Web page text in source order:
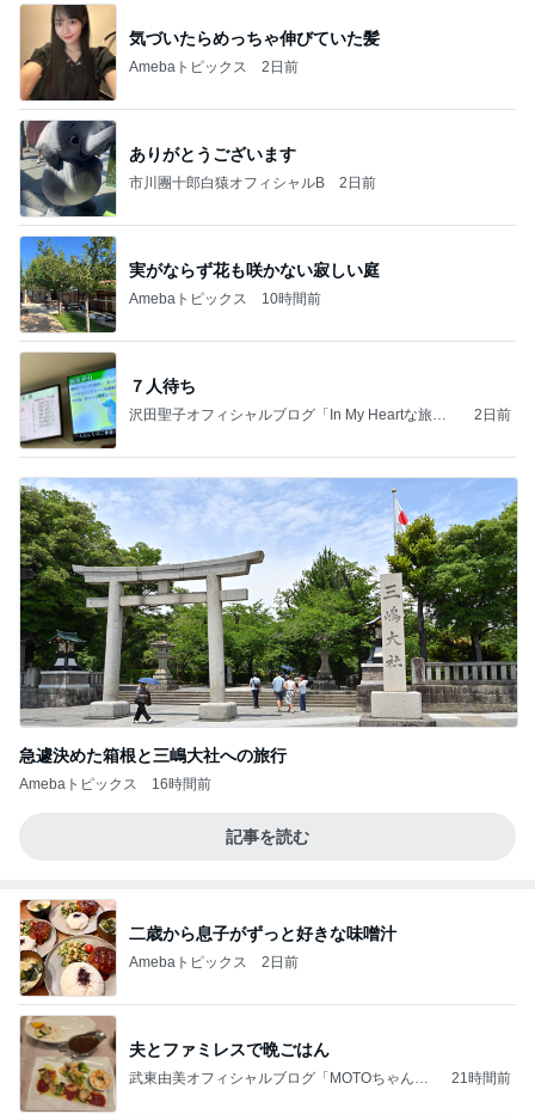
気づいたらめっちゃ伸びていた髪
Amebaトピックス 2日前
ありがとうございます
市川團十郎白猿オフィシャルB 2日前
実がならず花も咲かない寂しい庭
Amebaトピックス 10時間前
７人待ち
沢田聖子オフィシャルブログ「In My Heartな旅日
2日前
急遽決めた箱根と三嶋大社への旅行
Amebaトピックス 16時間前
記事を読む
二歳から息子がずっと好きな味噌汁
Amebaトピックス 2日前
夫とファミレスで晩ごはん
武東由美オフィシャルブログ「MOTOちゃんと
21時間前